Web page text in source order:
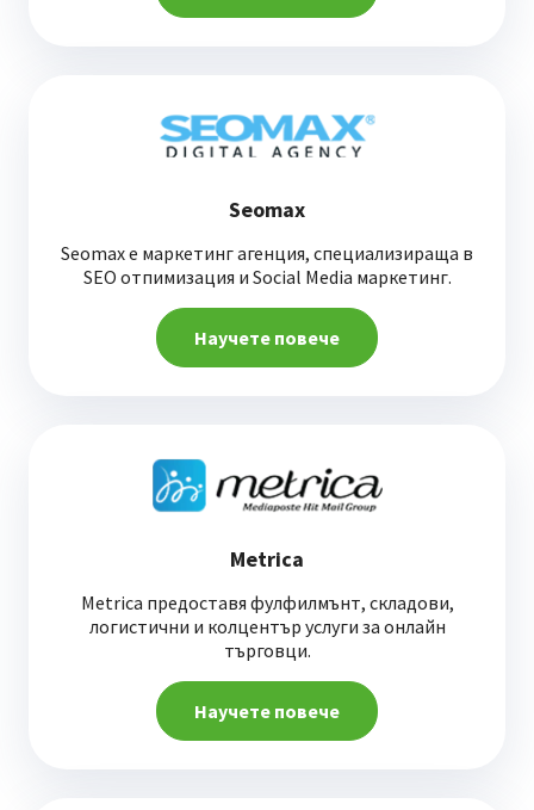
Seomax
Seomax e маркетинг агенция, специализираща в
SEO отпимизация и Social Media маркетинг.
Научете повече
Metrica
Metrica предоставя фулфилмънт, складови,
логистични и колцентър услуги за онлайн
търговци.
Научете повече